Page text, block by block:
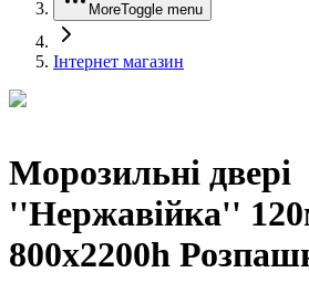
MoreToggle menu
Інтернет магазин
Морозильні двері
''Нержавійка''
800x2200h